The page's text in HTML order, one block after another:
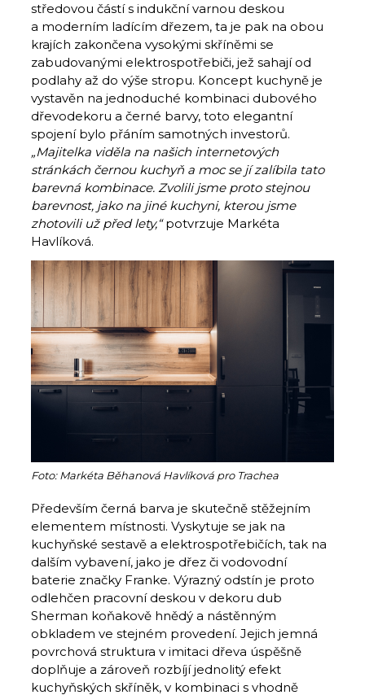
středovou částí s indukční varnou deskou
a moderním ladícím dřezem, ta je pak na obou
krajích zakončena vysokými skříněmi se
zabudovanými elektrospotřebiči, jež sahají od
podlahy až do výše stropu. Koncept kuchyně je
vystavěn na jednoduché kombinaci dubového
dřevodekoru a černé barvy, toto elegantní
spojení bylo přáním samotných investorů.
„Majitelka viděla na našich internetových
stránkách černou kuchyň a moc se jí zalíbila tato
barevná kombinace. Zvolili jsme proto stejnou
barevnost, jako na jiné kuchyni, kterou jsme
zhotovili už před lety,“potvrzuje Markéta
Havlíková.
Foto: Markéta Běhanová Havlíková pro Trachea
Především černá barva je skutečně stěžejním
elementem místnosti. Vyskytuje se jak na
kuchyňské sestavě a elektrospotřebičích, tak na
dalším vybavení, jako je dřez či vodovodní
baterie značky Franke. Výrazný odstín je proto
odlehčen pracovní deskou v dekoru dub
Sherman koňakově hnědý a nástěnným
obkladem ve stejném provedení. Jejich jemná
povrchová struktura v imitaci dřeva úspěšně
doplňuje a zároveň rozbíjí jednolitý efekt
kuchyňských skříněk, v kombinaci s vhodně